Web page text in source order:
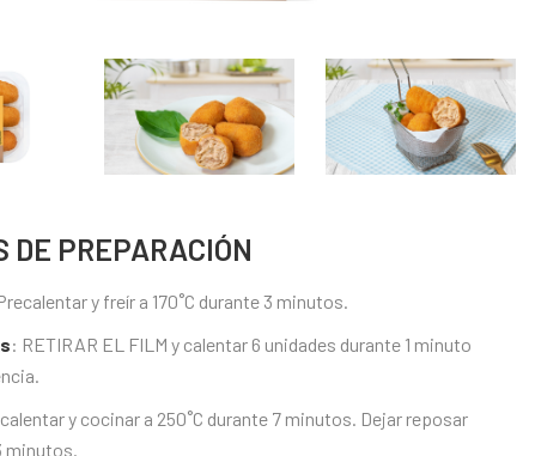
DE PREPARACIÓN
y freír a 170˚C durante 3 minutos.
: RETIRAR EL FILM y calentar 6 unidades durante 1 minuto
y cocinar a 250˚C durante 7 minutos. Dejar reposar
minutos.